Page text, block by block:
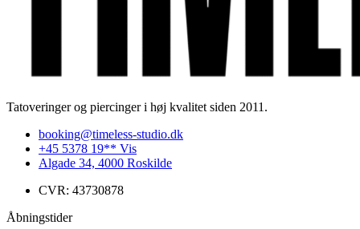
Tatoveringer og piercinger i høj kvalitet siden 2011.
booking@timeless-studio.dk
+45 5378 19** Vis
Algade 34, 4000 Roskilde
CVR: 43730878
Åbningstider